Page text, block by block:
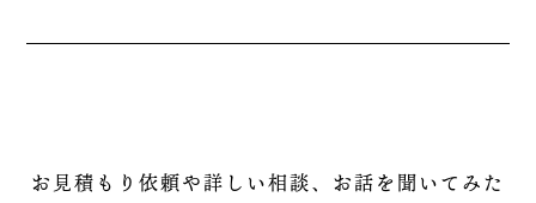
お見積もり依頼や詳しい相談、お話を聞いてみた